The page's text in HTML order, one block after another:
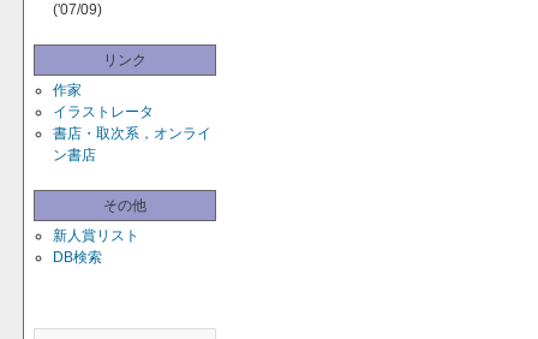
('07/09)
リンク
作家
イラストレータ
書店・取次系，オンライ
ン書店
その他
新人賞リスト
DB検索